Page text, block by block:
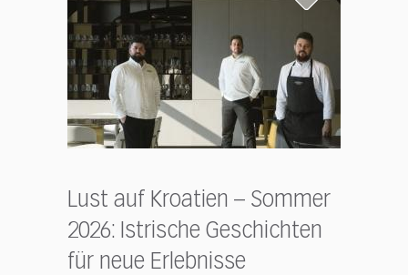
Lust auf Kroatien – Sommer
2026: Istrische Geschichten
für neue Erlebnisse